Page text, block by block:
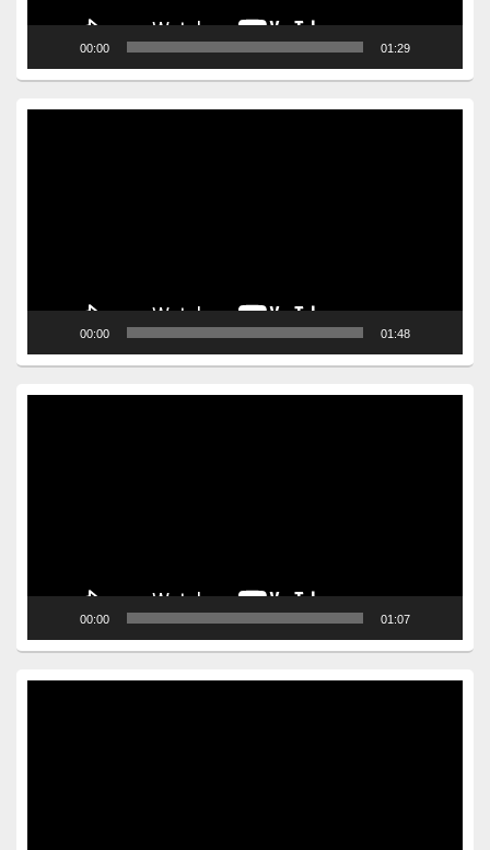
00:00 01:29
00:00 01:48
00:00 01:07